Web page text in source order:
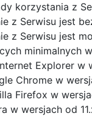
korzystania z
z Serwisu jest
z Serwisu jest
minimalnych
Explorer w
Chrome w
Firefox w
w wersjach od